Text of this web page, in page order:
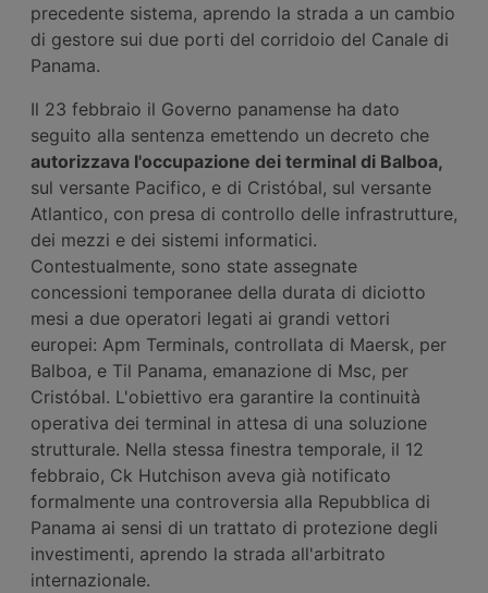
precedente sistema, aprendo la strada a un cambio
di gestore sui due porti del corridoio del Canale di
Panama.
Il 23 febbraio il Governo panamense ha dato
seguito alla sentenza emettendo un decreto che
autorizzava l'occupazione dei terminal di Balboa,
sul versante Pacifico, e di Cristóbal, sul versante
Atlantico, con presa di controllo delle infrastrutture,
dei mezzi e dei sistemi informatici.
Contestualmente, sono state assegnate
concessioni temporanee della durata di diciotto
mesi a due operatori legati ai grandi vettori
europei: Apm Terminals, controllata di Maersk, per
Balboa, e Til Panama, emanazione di Msc, per
Cristóbal. L'obiettivo era garantire la continuità
operativa dei terminal in attesa di una soluzione
strutturale. Nella stessa finestra temporale, il 12
febbraio, Ck Hutchison aveva già notificato
formalmente una controversia alla Repubblica di
Panama ai sensi di un trattato di protezione degli
investimenti, aprendo la strada all'arbitrato
internazionale.